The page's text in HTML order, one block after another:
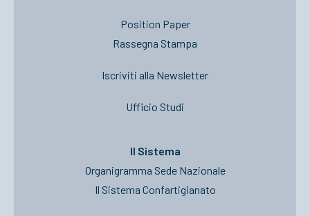
Position Paper
Rassegna Stampa
Iscriviti alla Newsletter
Ufficio Studi
Il Sistema
Organigramma Sede Nazionale
Il Sistema Confartigianato